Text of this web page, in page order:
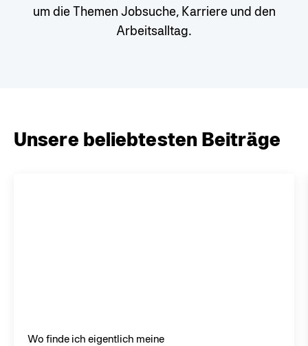
um die Themen Jobsuche,Karriere und den
Arbeitsalltag.
Unsere beliebtesten Beiträge
Wo finde ich eigentlich meine